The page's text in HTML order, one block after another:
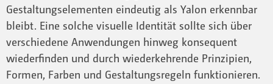
Gestaltungselementen eindeutig als Yalon erkennbar
bleibt. Eine solche visuelle Identität sollte sich über
verschiedene Anwendungen hinweg konsequent
wiederfinden und durch wiederkehrende Prinzipien,
Formen, Farben und Gestaltungsregeln funktionieren.